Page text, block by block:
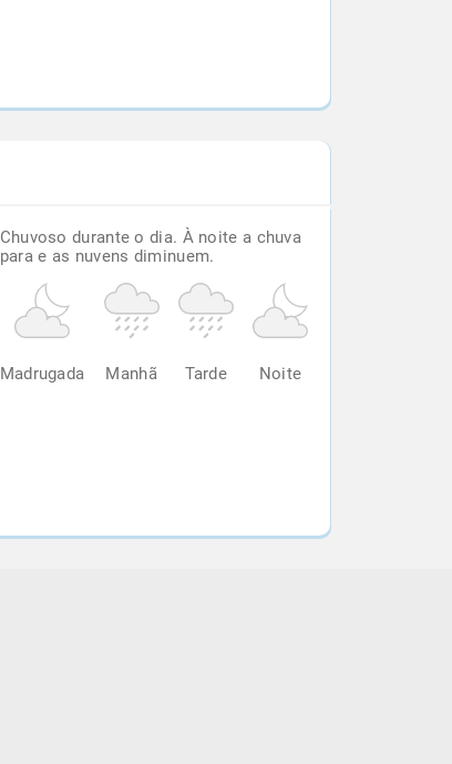
Chuvoso durante o dia. À noite a chuva
para e as nuvens diminuem.
Madrugada Manhã Tarde Noite